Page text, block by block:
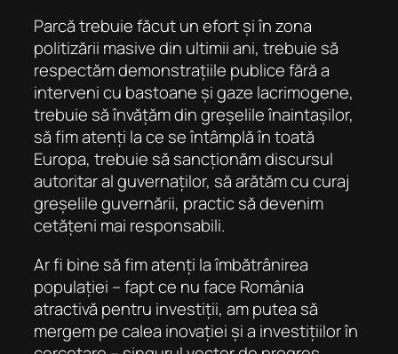
Parcă trebuie făcut un efort și în zona
politizării masive din ultimii ani, trebuie să
respectăm demonstrațiile publice fără a
interveni cu bastoane și gaze lacrimogene,
trebuie să învățăm din greșelile înaintașilor,
să fim atenți la ce se întâmplă în toată
Europa, trebuie să sancționăm discursul
autoritar al guvernaților, să arătăm cu curaj
greșelile guvernării, practic să devenim
cetățeni mai responsabili.
Ar fi bine să fim atenți la îmbătrânirea
populației – fapt ce nu face România
atractivă pentru investiții, am putea să
mergem pe calea inovației și a investițiilor în